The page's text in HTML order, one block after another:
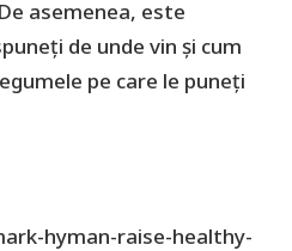
asemenea, este
de unde vin și cum
pe care le puneți
hyman-raise-healthy-